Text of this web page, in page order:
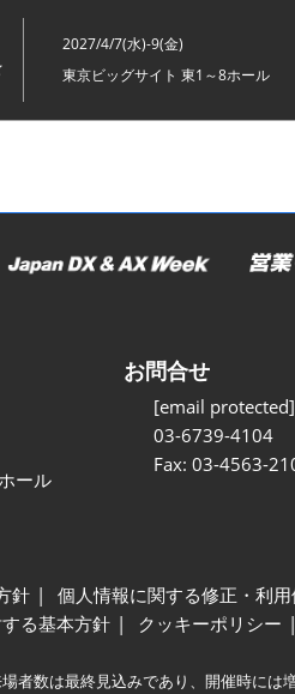
2027/4/7(水)-9(金)
東京ビッグサイト 東1～8ホール
ール
お問合せ
[email protected]
03-6739-4104
Fax: 03-4563-
針 個人情報に関する修正・利
る基本方針
クッキーポリシー
者数は最終見込みであり、開催時には